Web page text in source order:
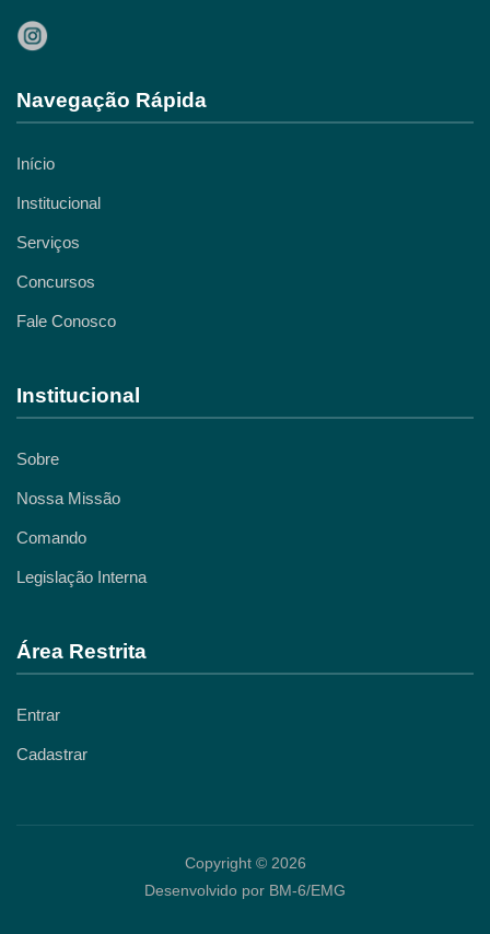
Navegação Rápida
Início
Institucional
Serviços
Concursos
Fale Conosco
Institucional
Sobre
Nossa Missão
Comando
Legislação Interna
Área Restrita
Entrar
Cadastrar
Copyright © 2026
Desenvolvido por BM-6/EMG